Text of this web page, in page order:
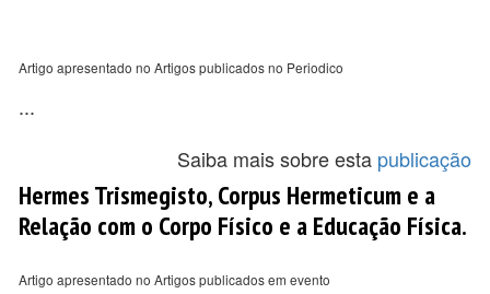
Artigo apresentado no Artigos publicados no Periodico
...
Saiba mais sobre esta publicação
Hermes Trismegisto, Corpus Hermeticum e a
Relação com o Corpo Físico e a Educação Física.
Artigo apresentado no Artigos publicados em evento